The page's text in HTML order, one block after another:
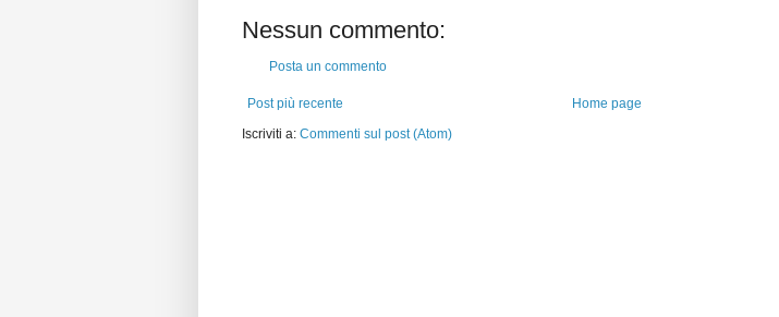
Nessun commento:
Posta un commento
Post più recente
Home page
Iscriviti a: Commenti sul post (Atom)